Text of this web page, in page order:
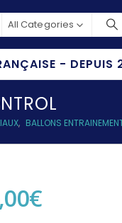
All Categories
- DEPUIS
, BALLONS
€